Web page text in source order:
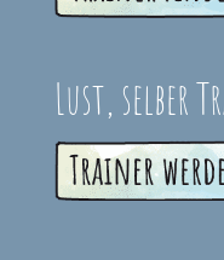
Lust, selber